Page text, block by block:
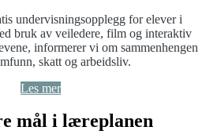
undervisningsopplegg for elever i
bruk av veiledere, film og interaktiv
informerer vi om sammenhengen
skatt og arbeidsliv.
Les mer
mål i læreplanen